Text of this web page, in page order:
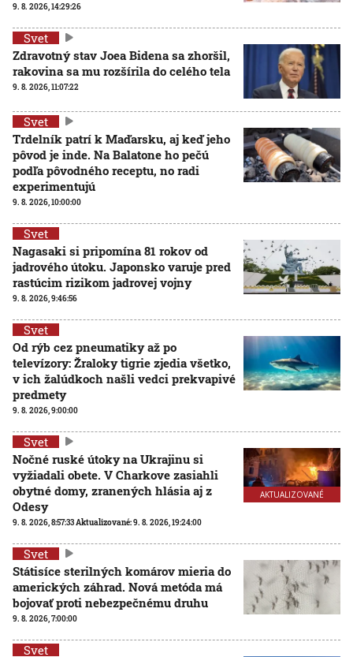
9. 8. 2026, 14:29:26
Svet
Zdravotný stav Joea Bidena sa zhoršil,
rakovina sa mu rozšírila do celého tela
9. 8. 2026, 11:07:22
Svet
Trdelník patrí k Maďarsku, aj keď jeho
pôvod je inde. Na Balatone ho pečú
podľa pôvodného receptu, no radi
experimentujú
9. 8. 2026, 10:00:00
Svet
Nagasaki si pripomína 81 rokov od
jadrového útoku. Japonsko varuje pred
rastúcim rizikom jadrovej vojny
9. 8. 2026, 9:46:56
Svet
Od rýb cez pneumatiky až po
televízory: Žraloky tigrie zjedia všetko,
v ich žalúdkoch našli vedci prekvapivé
predmety
9. 8. 2026, 9:00:00
AKTUALIZOVANÉ
Svet
Nočné ruské útoky na Ukrajinu si
vyžiadali obete. V Charkove zasiahli
obytné domy, zranených hlásia aj z
Odesy
9. 8. 2026, 8:57:33Aktualizované:9. 8. 2026, 19:24:00
Svet
Státisíce sterilných komárov mieria do
amerických záhrad. Nová metóda má
bojovať proti nebezpečnému druhu
9. 8. 2026, 7:00:00
Svet